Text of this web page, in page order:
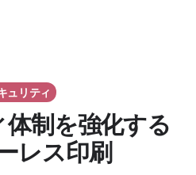
ュリティ
制を強化する
レス印刷